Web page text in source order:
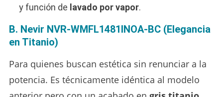
y función de lavado por vapor.
B. Nevir NVR-WMFL1481INOA-BC (Elegancia
en Titanio)
Para quienes buscan estética sin renunciar a la
potencia. Es técnicamente idéntica al modelo